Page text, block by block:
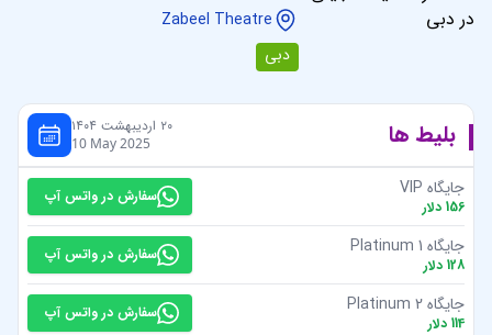
Zabeel Theatre
دبی
بلیط ها ۲۰ اردیبهشت ۱۴۰۴
10 May 2025
جایگاه VIP
156 دلار
سفارش در واتس آپ
جایگاه Platinum 1
128 دلار
سفارش در واتس آپ
جایگاه Platinum 2
114 دلار
سفارش در واتس آپ